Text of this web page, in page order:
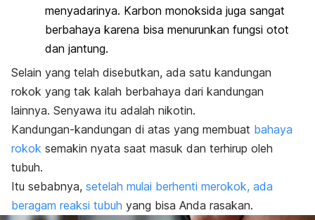
menyadarinya. Karbon monoksida juga sangat
berbahaya karena bisa menurunkan fungsi otot
dan jantung.
Selain yang telah disebutkan, ada satu kandungan
rokok yang tak kalah berbahaya dari kandungan
lainnya. Senyawa itu adalah nikotin.
Kandungan-kandungan di atas yang membuat bahaya
rokok semakin nyata saat masuk dan terhirup oleh
tubuh.
Itu sebabnya, setelah mulai berhenti merokok, ada
beragam reaksi tubuh yang bisa Anda rasakan.